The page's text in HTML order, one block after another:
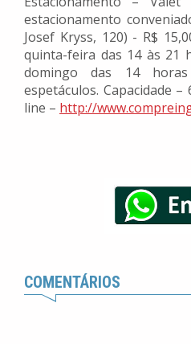
estacionamento
Josef Kryss, 120) - R$
quinta-feira das 14 às 21
domingo das 14
espetáculos. Capacidade
line – http://
COMENTÁRIOS